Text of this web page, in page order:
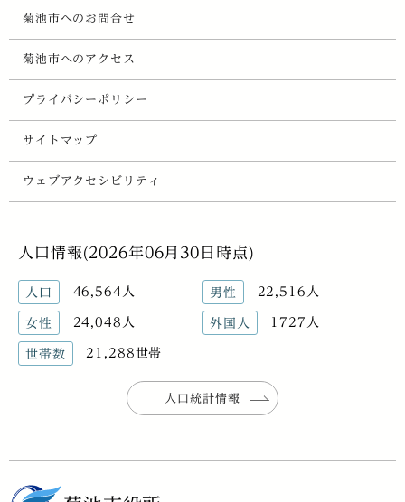
菊池市へのお問合せ
菊池市へのアクセス
プライバシーポリシー
サイトマップ
ウェブアクセシビリティ
人口情報(2026年06月30日時点)
人口 46,564人 男性 22,516人
女性 24,048人 外国人 1727人
世帯数 21,288世帯
人口統計情報